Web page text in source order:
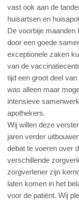
vast ook aan de
huisartsen en
De voorbije maanden
door een goede
exceptionele zaken
van de
tijd een groot deel
was alleen maar
intensieve
apothekers.
Wij willen deze
jaren verder
debat te voeren over
verschillende
zorgverlener zijn
laten komen in het
voor de patiënt. Wij